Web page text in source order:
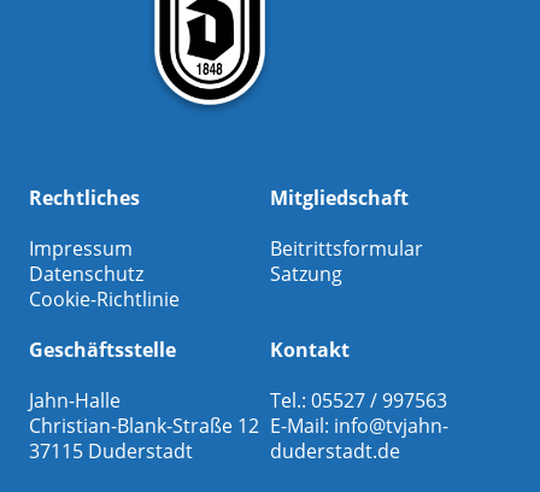
Rechtliches
Impressum
Datenschutz
Cookie-Richtlinie
Mitgliedschaft
Beitrittsformular
Satzung
Geschäftsstelle
Jahn-Halle
Christian-Blank-Straße 12
37115 Duderstadt
Kontakt
Tel.: 05527 / 997563
E-Mail: info@tvjahn-
duderstadt.de